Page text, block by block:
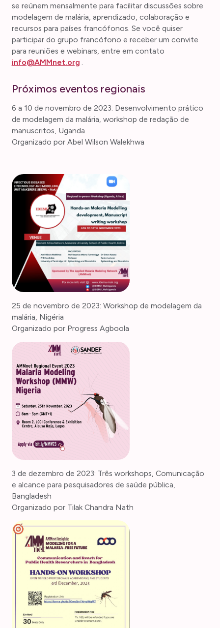
se reúnem mensalmente para facilitar discussões sobre
modelagem de malária, aprendizado, colaboração e
recursos para países francófonos. Se você quiser
participar do grupo francófono e receber um convite
para reuniões e webinars, entre em contato
info@AMMnet.org
Próximos eventos regionais
6 a 10 de novembro de 2023: Desenvolvimento prático
de modelagem da malária, workshop de redação de
manuscritos, Uganda
Organizado por Abel Wilson Walekhwa
25 de novembro de 2023: Workshop de modelagem da
malária, Nigéria
Organizado por Progress Agboola
3 de dezembro de 2023: Três workshops, Comunicação
e alcance para pesquisadores de saúde pública,
Bangladesh
Organizado por Tilak Chandra Nath